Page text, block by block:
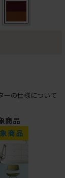
ーの仕様について
商品